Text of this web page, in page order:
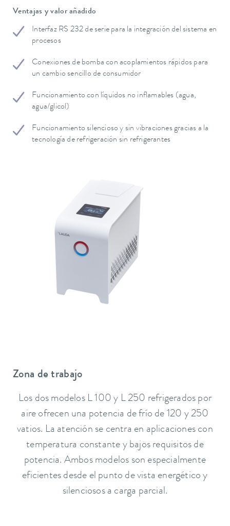
Ventajas y valor añadido
Interfaz RS 232 de serie para la integración del sistema en
procesos
Conexiones de bomba con acoplamientos rápidos para
un cambio sencillo de consumidor
Funcionamiento con líquidos no inflamables (agua,
agua/glicol)
Funcionamiento silencioso y sin vibraciones gracias a la
tecnología de refrigeración sin refrigerantes
Zona de trabajo
Los dos modelos L 100 y L 250 refrigerados por
aire ofrecen una potencia de frío de 120 y 250
vatios. La atención se centra en aplicaciones con
temperatura constante y bajos requisitos de
potencia. Ambos modelos son especialmente
eficientes desde el punto de vista energético y
silenciosos a carga parcial.